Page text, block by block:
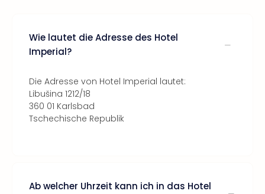
Wie lautet die Adresse des Hotel
Imperial?
Die Adresse von Hotel Imperial lautet:
Libušina 1212/18
360 01 Karlsbad
Tschechische Republik
Ab welcher Uhrzeit kann ich in das Hotel